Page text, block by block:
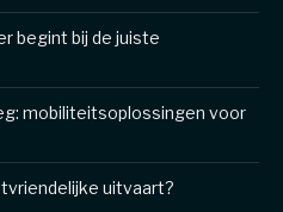
begint bij de juiste
mobiliteitsoplossingen voor
uitvaart?